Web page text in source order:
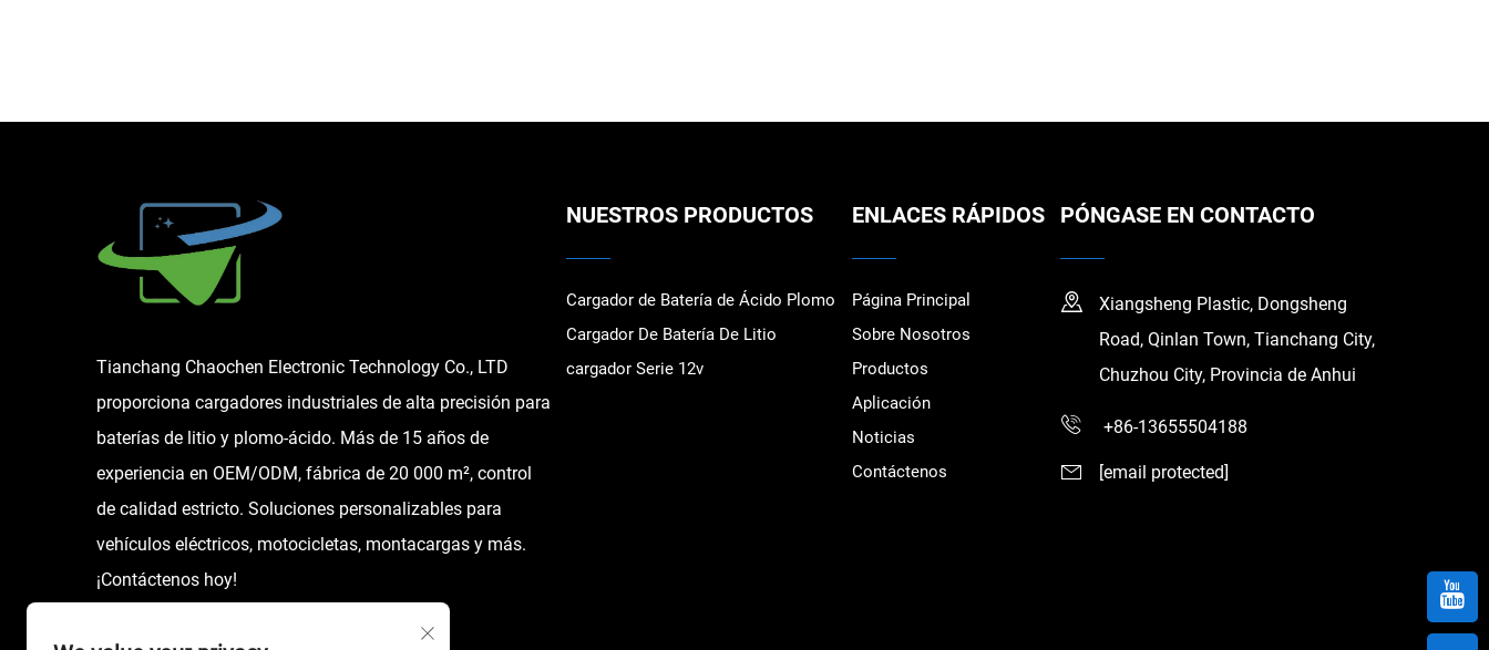
Tianchang Chaochen Electronic Technology Co., LTD
proporciona cargadores industriales de alta precisión para
baterías de litio y plomo-ácido. Más de 15 años de
experiencia en OEM/ODM, fábrica de 20 000 m², control
de calidad estricto. Soluciones personalizables para
vehículos eléctricos, motocicletas, montacargas y más.
¡Contáctenos hoy!
NUESTROS PRODUCTOS
Cargador de Batería de Ácido Plomo
Cargador De Batería De Litio
cargador Serie 12v
ENLACES RÁPIDOS
Página Principal
Sobre Nosotros
Productos
Aplicación
Noticias
Contáctenos
PÓNGASE EN CONTACTO
Xiangsheng Plastic, Dongsheng
Road, Qinlan Town, Tianchang City,
Chuzhou City, Provincia de Anhui
+86-13655504188
[email protected]